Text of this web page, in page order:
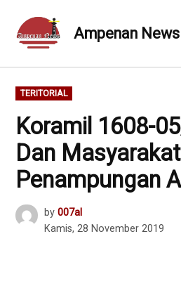
content
Ampenan News
POSTED
IN
TERITORIAL
Koramil 1608-
Dan
Penampungan
by 007al
Kamis, 28 November 2019